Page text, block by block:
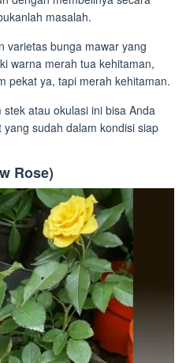
masalah.
varietas bunga mawar yang
warna merah tua kehitaman,
pekat ya, tapi merah kehitaman.
atau okulasi ini bisa Anda
sudah dalam kondisi siap
Rose)